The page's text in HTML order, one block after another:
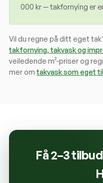
000 kr — takfornying er
Vil du regne på ditt eget
takfornying, takvask og
veiledende m²-priser og
mer om takvask som eget
Få 2–3